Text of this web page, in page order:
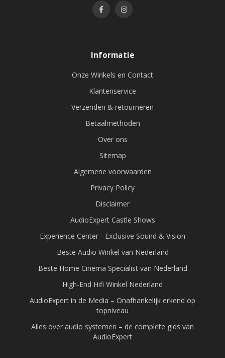
Informatie
Onze Winkels en Contact
Klantenservice
Verzenden & retourneren
Betaalmethoden
Over ons
Sitemap
Algemene voorwaarden
Privacy Policy
Disclaimer
AudioExpert Castle Shows
Experience Center - Exclusive Sound & Vision
Beste Audio Winkel van Nederland
Beste Home Cinema Specialist van Nederland
High-End Hifi Winkel Nederland
AudioExpert in de Media – Onafhankelijk erkend op
topniveau
Alles over audio systemen – de complete gids van
AudioExpert